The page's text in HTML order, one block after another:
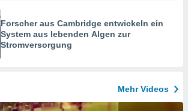
Forscher aus Cambridge entwickeln ein
System aus lebenden Algen zur
Stromversorgung
Mehr Videos